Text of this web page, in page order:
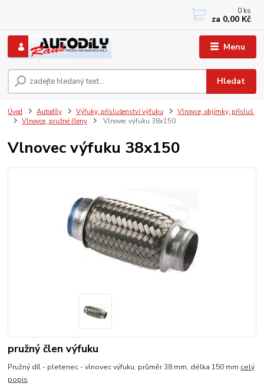
Menu
Hledat
+420 733767377
PO-PÁ: 8 - 12, 13 - 17
0 ks
za 0,00 Kč
Úvod Autodíly Výfuky, příslušenství výfuku
Vlnovce, objímky, přísluš.
Vlnovce, pružné členy
Vlnovec výfuku 38x150
Vlnovec výfuku 38x150
pružný člen výfuku
Pružný díl - pletenec - vlnovec výfuku, průměr 38 mm, délka 150 mm celý
popis